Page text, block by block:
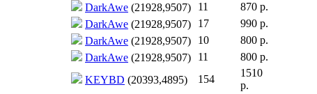
DarkAwe (21928,9507) 11
870 р.
DarkAwe (21928,9507) 17
990 р.
DarkAwe (21928,9507) 10
800 р.
DarkAwe (21928,9507) 11
800 р.
KEYBD (20393,4895) 154
1510
р.